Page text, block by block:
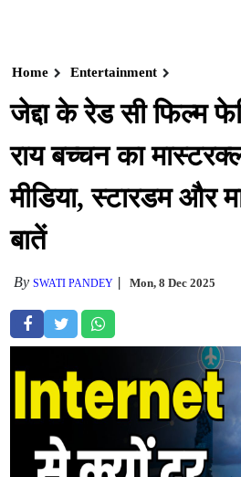
Home Entertainment
जेद्दा के रेड सी फिल्म
राय बच्चन का
मीडिया, स्टारडम और
बातें
BySWATI PANDEY Mon, 8 Dec 2025